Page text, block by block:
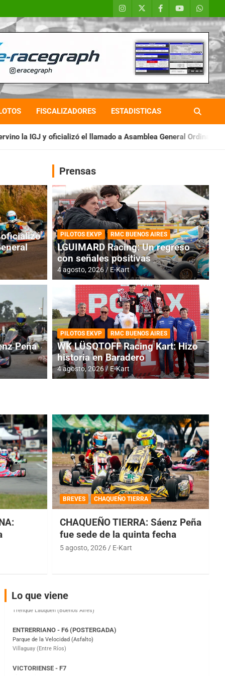
FISCALIZADORES ESTADISTICAS
a Asamblea General Ordinaria IAME SERIES
RMC BUENOS AIRES
Cerró una jornada
oficializó
Peña
Prensas
PILOTOS EKVP RMC BUENOS AIRES
LGUIMARD Racing: Un regreso
con señales positivas
4 agosto, 2026 E-Kart
PILOTOS EKVP RMC BUENOS AIRES
WK LÜSQTOFF Racing Kart: Hizo
historia en Baradero
4 agosto, 2026 E-Kart
BREVES CHAQUEÑO TIERRA
CHAQUEÑO TIERRA: Sáenz Peña
fue sede de la quinta fecha
5 agosto, 2026 E-Kart
Lo que viene
COBERTURA ESPECIAL DE E-KART.COM.AR
IAME SERIES ARGENTINA 6
Baradero (Buenos Aires)
Parque de la Velocidad (Asfalto)
Villaguay (Entre Ríos)
El Cerro (Tierra)
Victoria (Entre Ríos)
Moto Club Reginense (Tierra)